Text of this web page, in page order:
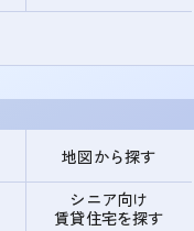
地図から探す
シニア向け
賃貸住宅を探す